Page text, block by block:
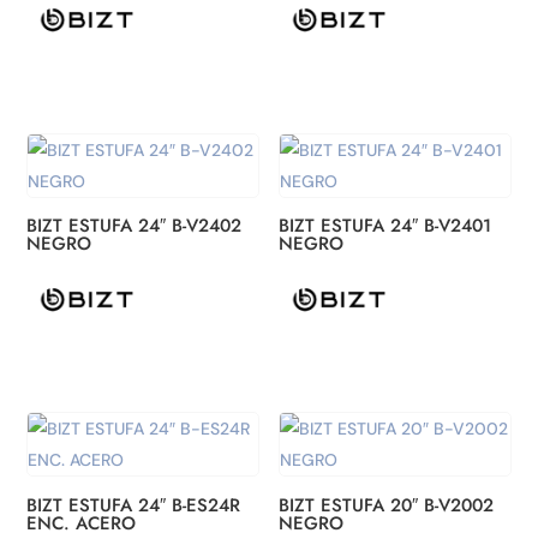
BIZT ESTUFA 24″ B-V2402
NEGRO
BIZT ESTUFA 24″ B-V2401
NEGRO
BIZT ESTUFA 24″ B-ES24R
ENC. ACERO
BIZT ESTUFA 20″ B-V2002
NEGRO